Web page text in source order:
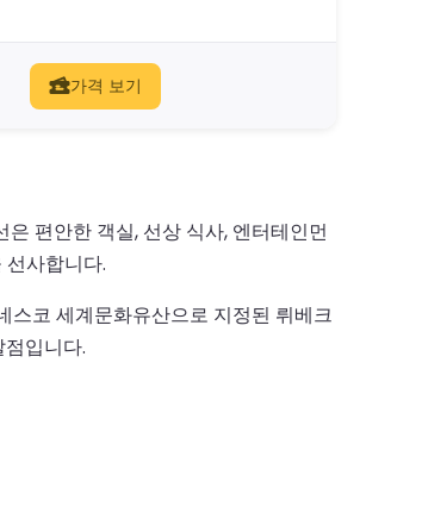
가격 보기
편안한 객실, 선상 식사, 엔터테인먼
사합니다.
스코 세계문화유산으로 지정된 뤼베크
입니다.